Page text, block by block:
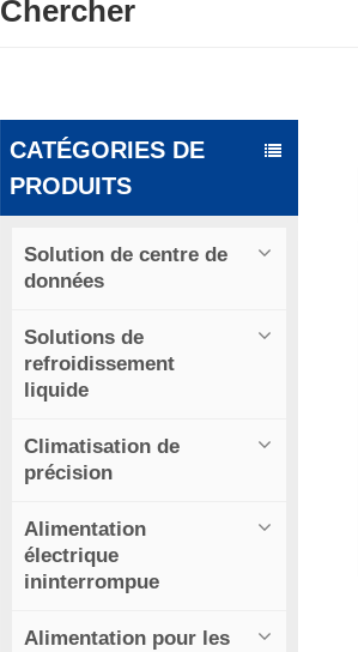
Chercher
CATÉGORIES DE
PRODUITS
Solution de centre de
données
Solutions de
refroidissement
liquide
Climatisation de
précision
Alimentation
électrique
ininterrompue
Alimentation pour les